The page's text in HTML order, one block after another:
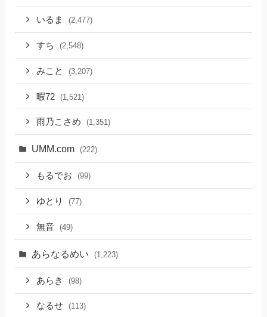
いるま (2,477)
すち (2,548)
みこと (3,207)
暇72 (1,521)
雨乃こさめ (1,351)
UMM.com (222)
もるでお (99)
ゆとり (77)
無音 (49)
あらなるめい (1,223)
あらき (98)
なるせ (113)